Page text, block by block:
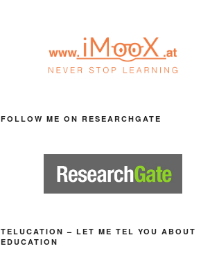
FOLLOW ME ON RESEARCHGATE
TELUCATION – LET ME TEL YOU ABOUT
EDUCATION